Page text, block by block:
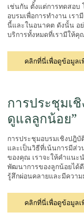
เช่นกัน ตั้งแต่การทดสอบ
อบรมเพื่อการทำงาน เร
นี้และในอนาคต ดังนั้น อ
บริการทั้งหมดที่เรามีให้
คลิกที่นี่เพื่อดูข้อมูลเ
การประชุมเ
ดูแลลูกน้อย”
การประชุมอบรมเชิงปฎิ
และเป็นวิธีที่เน้นการมีส่ว
ของคุณ เราจะให้คำแนะ
พัฒนาการของลูกน้อยได้
รู้สึกผ่อนคลายและมีควา
คลิกที่นี่เพื่อดูข้อมูลเ